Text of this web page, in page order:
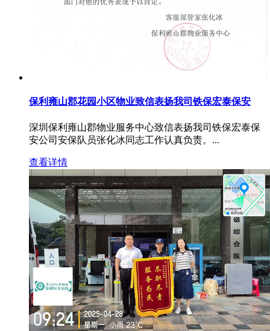
保利雍山郡花园小区物业致信表扬我司铁保宏泰保安
深圳保利雍山郡物业服务中心致信表扬我司铁保宏泰保
安公司安保队员张化冰同志工作认真负责。...
查看详情